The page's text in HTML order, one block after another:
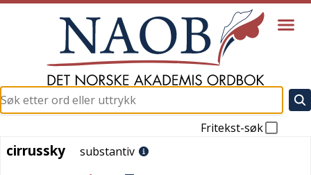
Fritekst-søk
cirrussky
cirrussky substantiv